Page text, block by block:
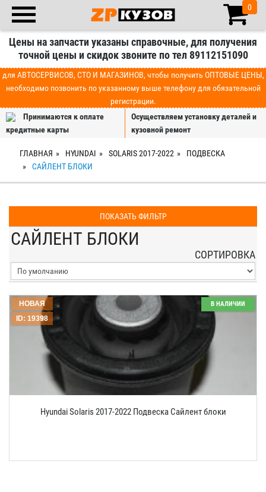
0
Цены на запчасти указаны справочные, для получения
точной цены и скидок звоните по тел 89112151090
для АВТОСЕРВИСОВ, СТО И МАГАЗИНОВ, чтобы получить ОПТОВЫЕ ЦЕНЫ,
необходимо позвонить по указанному выше телефону для обязательной
регистрации.
Принимаются к оплате
кредитные карты
Осуществляем установку деталей и
кузовной ремонт
ГЛАВНАЯ HYUNDAI SOLARIS 2017-2022
ПОДВЕСКА
САЙЛЕНТ БЛОКИ
ПОКАЗАТЬ ФИЛЬТР
САЙЛЕНТ БЛОКИ
СОРТИРОВКА
Hyundai Solaris 2017-2022 Подвеска Сайлент блоки
ID: 19398
НОВАЯ В НАЛИЧИИ